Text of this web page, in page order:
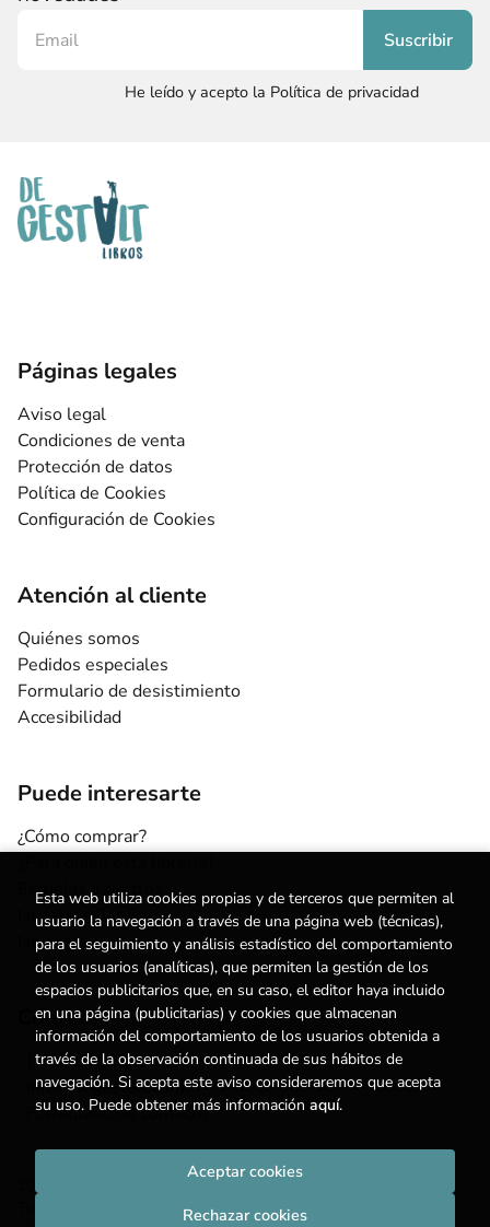
He leído y acepto la Política de privacidad
Páginas legales
Aviso legal
Condiciones de venta
Protección de datos
Política de Cookies
Configuración de Cookies
Atención al cliente
Quiénes somos
Pedidos especiales
Formulario de desistimiento
Accesibilidad
Puede interesarte
¿Cómo comprar?
Escuelas y centros
Nuestros Servicios
Noticias
Contacto
(+34) 615 55 96 54
info@degestalt.com
Formulario de contacto
. Todos los Derechos Reservados |
Esta web utiliza cookies propias y de terceros que permiten al
usuario la navegación a través de una página web (técnicas),
para el seguimiento y análisis estadístico del comportamiento
de los usuarios (analíticas), que permiten la gestión de los
espacios publicitarios que, en su caso, el editor haya incluido
en una página (publicitarias) y cookies que almacenan
información del comportamiento de los usuarios obtenida a
través de la observación continuada de sus hábitos de
navegación. Si acepta este aviso consideraremos que acepta
su uso. Puede obtener más información aquí.
Rechazar cookies
Aceptar cookies